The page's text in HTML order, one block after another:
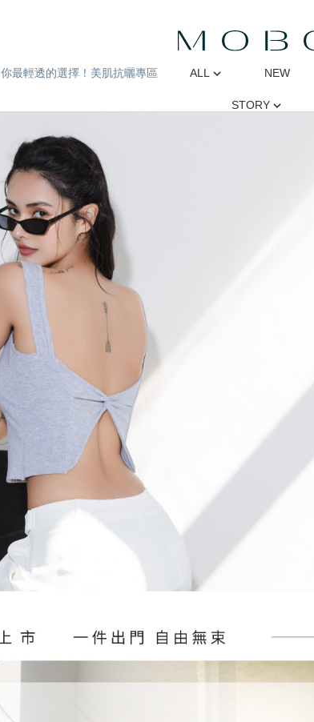
你最輕透的選擇！美肌抗曬專區 ALL NEW
STORY